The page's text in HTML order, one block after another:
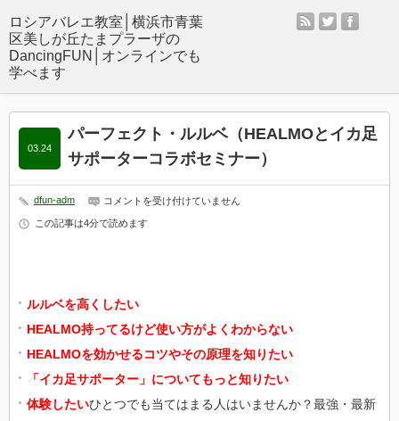
rss twitter
パーフェクト・ルルベ（HEALMOとイカ足
サポーターコラボセミナー）
03.24
dfun-adm
パ
フ
ベ
と
イ
カ
ポ
ー
コメントを受け付けていません
この記事は4分で読めます
ルルベを高くしたい
HEALMO持ってるけど使い方がよくわからない
HEALMOを効かせるコツやその原理を知りたい
「イカ足サポーター」についてもっと知りたい
体験したいひとつでも当てはまる人はいませんか？最強・最新